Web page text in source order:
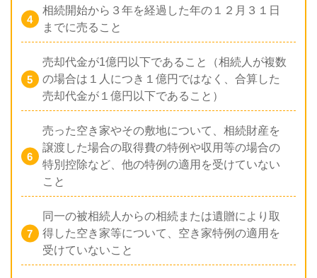
相続開始から３年を経過した年の１２月３１日
までに売ること
売却代金が1億円以下であること（相続人が複数
の場合は１人につき１億円ではなく、合算した
売却代金が１億円以下であること）
売った空き家やその敷地について、相続財産を
譲渡した場合の取得費の特例や収用等の場合の
特別控除など、他の特例の適用を受けていない
こと
同一の被相続人からの相続または遺贈により取
得した空き家等について、空き家特例の適用を
受けていないこと